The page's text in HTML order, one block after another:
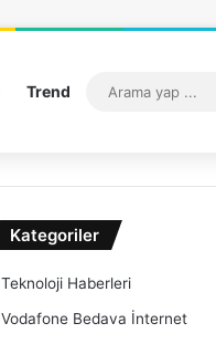
Trend
Kategoriler
Teknoloji Haberleri
Vodafone Bedava İnternet